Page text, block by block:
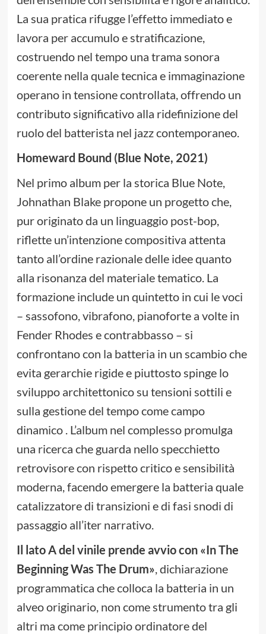
La sua pratica rifugge l’effetto immediato e
lavora per accumulo e stratificazione,
costruendo nel tempo una trama sonora
coerente nella quale tecnica e immaginazione
operano in tensione controllata, offrendo un
contributo significativo alla ridefinizione del
ruolo del batterista nel jazz contemporaneo.
Homeward Bound (Blue Note, 2021)
Nel primo album per la storica Blue Note,
Johnathan Blake propone un progetto che,
pur originato da un linguaggio post-bop,
riflette un’intenzione compositiva attenta
tanto all’ordine razionale delle idee quanto
alla risonanza del materiale tematico. La
formazione include un quintetto in cui le voci
– sassofono, vibrafono, pianoforte a volte in
Fender Rhodes e contrabbasso – si
confrontano con la batteria in un scambio che
evita gerarchie rigide e piuttosto spinge lo
sviluppo architettonico su tensioni sottili e
sulla gestione del tempo come campo
dinamico . L’album nel complesso promulga
una ricerca che guarda nello specchietto
retrovisore con rispetto critico e sensibilità
moderna, facendo emergere la batteria quale
catalizzatore di transizioni e di fasi snodi di
passaggio all’iter narrativo.
Il lato A del vinile prende avvio con «In The
Beginning Was The Drum» , dichiarazione
programmatica che colloca la batteria in un
alveo originario, non come strumento tra gli
altri ma come principio ordinatore del